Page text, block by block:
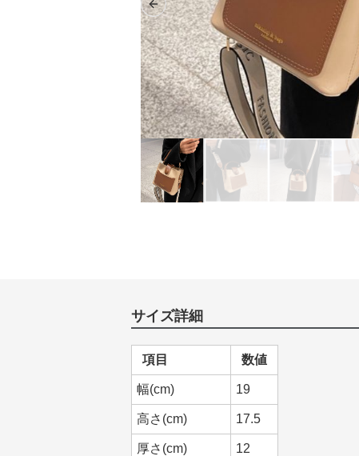
Previous slide
サイズ詳細
項目 数値
幅(cm) 19
高さ(cm) 17.5
厚さ(cm) 12